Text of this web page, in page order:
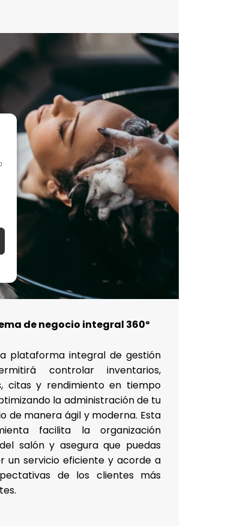
de negocio integral 360º
plataforma integral de gestión
controlar inventarios,
citas y rendimiento en tiempo
la administración de tu
de manera ágil y moderna. Esta
facilita la organización
salón y asegura que puedas
un servicio eficiente y acorde a
de los clientes más